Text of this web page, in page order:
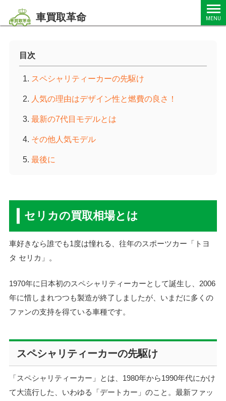
車買取革命 MENU
目次
スペシャリティーカーの先駆け
人気の理由はデザイン性と燃費の良さ！
最新の7代目モデルとは
その他人気モデル
最後に
セリカの買取相場とは
車好きなら誰でも1度は憧れる、往年のスポーツカー「トヨ
タ セリカ」。
1970年に日本初のスペシャリティーカーとして誕生し、2006
年に惜しまれつつも製造が終了しましたが、いまだに多くの
ファンの支持を得ている車種です。
スペシャリティーカーの先駆け
「スペシャリティーカー」とは、1980年から1990年代にかけ
て大流行した、いわゆる「デートカー」のこと。最新ファッ